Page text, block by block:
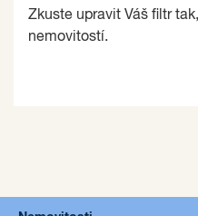
Zkuste upravit Váš filtr
nemovitostí.